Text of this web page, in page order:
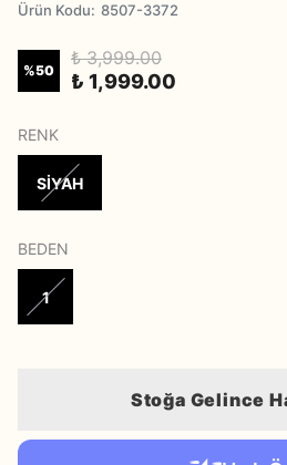
Ürün Kodu: 8507-3372
%50
₺ 3,999.00
₺ 1,999.00
RENK
SİYAH
BEDEN
1
Stoğa Gelince